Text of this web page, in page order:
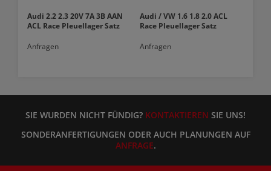
Audi 2.2 2.3 20V 7A 3B AAN
ACL Race Pleuellager Satz
Anfragen
Audi / VW 1.6 1.8 2.0 ACL
Race Pleuellager Satz
Anfragen
SIE WURDEN NICHT FÜNDIG? KONTAKTIEREN SIE UNS!
SONDERANFERTIGUNGEN ODER AUCH PLANUNGEN AUF
ANFRAGE.